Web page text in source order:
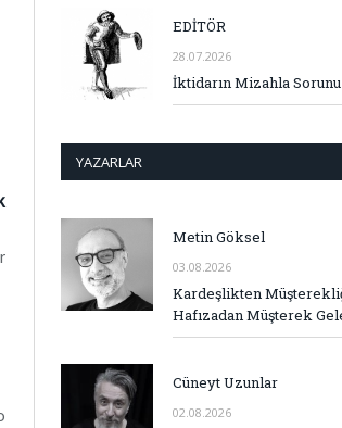
EDİTÖR
28.07.2026
İktidarın Mizahla
YAZARLAR
Metin Göksel
03.08.2026
Kardeşlikten
Hafızadan Müşterek
Cüneyt Uzunlar
02.08.2026